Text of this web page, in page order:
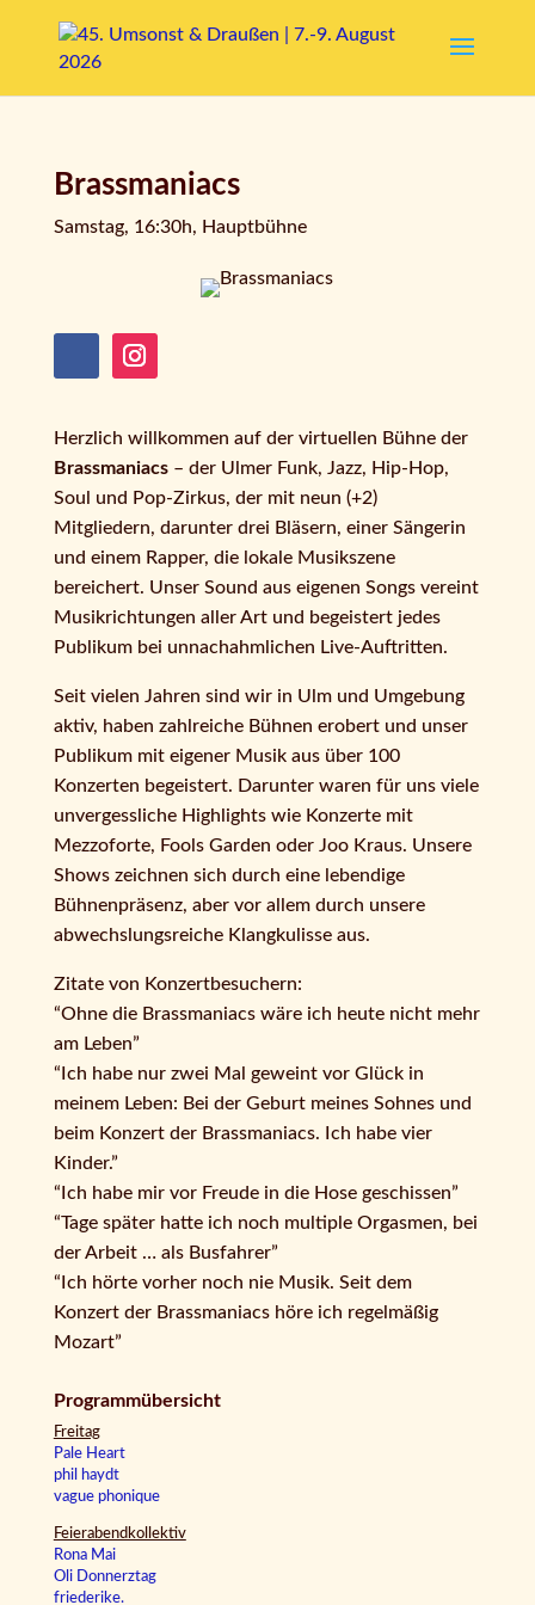
Brassmaniacs
Samstag, 16:30h, Hauptbühne
Herzlich willkommen auf der virtuellen Bühne der
Brassmaniacs– der Ulmer Funk, Jazz, Hip-Hop,
Soul und Pop-Zirkus, der mit neun (+2)
Mitgliedern, darunter drei Bläsern, einer Sängerin
und einem Rapper, die lokale Musikszene
bereichert. Unser Sound aus eigenen Songs vereint
Musikrichtungen aller Art und begeistert jedes
Publikum bei unnachahmlichen Live-Auftritten.
Seit vielen Jahren sind wir in Ulm und Umgebung
aktiv, haben zahlreiche Bühnen erobert und unser
Publikum mit eigener Musik aus über 100
Konzerten begeistert. Darunter waren für uns viele
unvergessliche Highlights wie Konzerte mit
Mezzoforte, Fools Garden oder Joo Kraus. Unsere
Shows zeichnen sich durch eine lebendige
Bühnenpräsenz, aber vor allem durch unsere
abwechslungsreiche Klangkulisse aus.
Zitate von Konzertbesuchern:
“Ohne die Brassmaniacs wäre ich heute nicht mehr
am Leben”
“Ich habe nur zwei Mal geweint vor Glück in
meinem Leben: Bei der Geburt meines Sohnes und
beim Konzert der Brassmaniacs. Ich habe vier
Kinder.”
“Ich habe mir vor Freude in die Hose geschissen”
“Tage später hatte ich noch multiple Orgasmen, bei
der Arbeit … als Busfahrer”
“Ich hörte vorher noch nie Musik. Seit dem
Konzert der Brassmaniacs höre ich regelmäßig
Mozart”
Programmübersicht
Freitag
Pale Heart
phil haydt
vague phonique
Feierabendkollektiv
Rona Mai
Oli Donnerztag
friederike.